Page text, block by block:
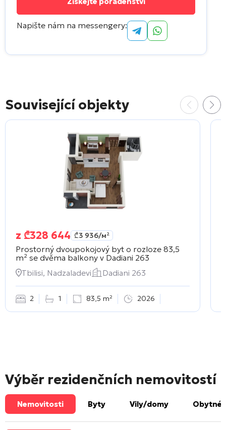
Napište nám na messengery:
Související objekty
z ₾328 644 ₾3 936/м²
Prostorný dvoupokojový byt o rozloze 83,5
m² se dvěma balkony v Dadiani 263
Tbilisi, Nadzaladevi
Dadiani 263
2 1 83,5 m² 2026
Výběr rezidenčních nemovitostí
Nemovitosti Byty Vily/domy Obytné